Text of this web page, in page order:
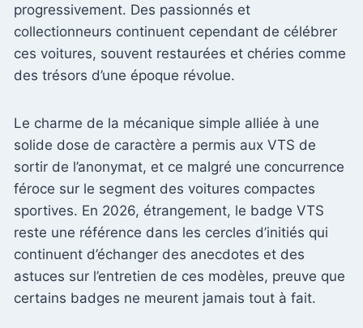
progressivement. Des passionnés et
collectionneurs continuent cependant de célébrer
ces voitures, souvent restaurées et chéries comme
des trésors d’une époque révolue.
Le charme de la mécanique simple alliée à une
solide dose de caractère a permis aux VTS de
sortir de l’anonymat, et ce malgré une concurrence
féroce sur le segment des voitures compactes
sportives. En 2026, étrangement, le badge VTS
reste une référence dans les cercles d’initiés qui
continuent d’échanger des anecdotes et des
astuces sur l’entretien de ces modèles, preuve que
certains badges ne meurent jamais tout à fait.